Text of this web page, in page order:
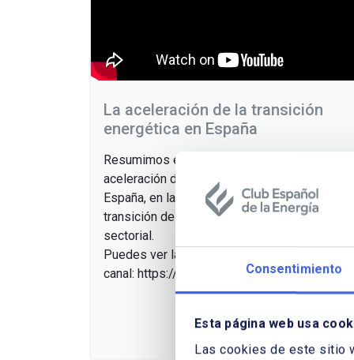
Consentimiento
Esta página web usa
Las cookies de este sitio
La aceleración de la transición
energética en España
Resumimos en 5 minutos la jornada La
aceleración de la transición energética en
España, en la que hablamos sobre la
transición desde una perspectiva plural y
sectorial.
Puedes ver la jornada completa en nuestro
canal: https://youtu.be/2c8NNadnQuU